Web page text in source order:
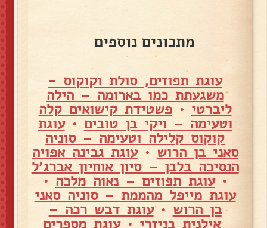
מתכונים נוספים
עוגת תפוזים, סולת וקוקוס -
משגעתת כמו בארומה – הילה
ליברטי • פשטידת קישואים קלה
וטעימה – ויקי בן טובים •עוגת
קוקוס קלילה וטעימה – סוניה
סאני בן הרוש •עוגת גבינה אפויה
הנסיכה בלבן – סיון אוחיון אברג׳ל
•עוגת תפוזים – נאוה מלכה •
עוגת מייפל מהממת – סוניה סאני
בן הרוש •עוגת דבש רכה –
אילנית בניזרי •עוגת מספרים